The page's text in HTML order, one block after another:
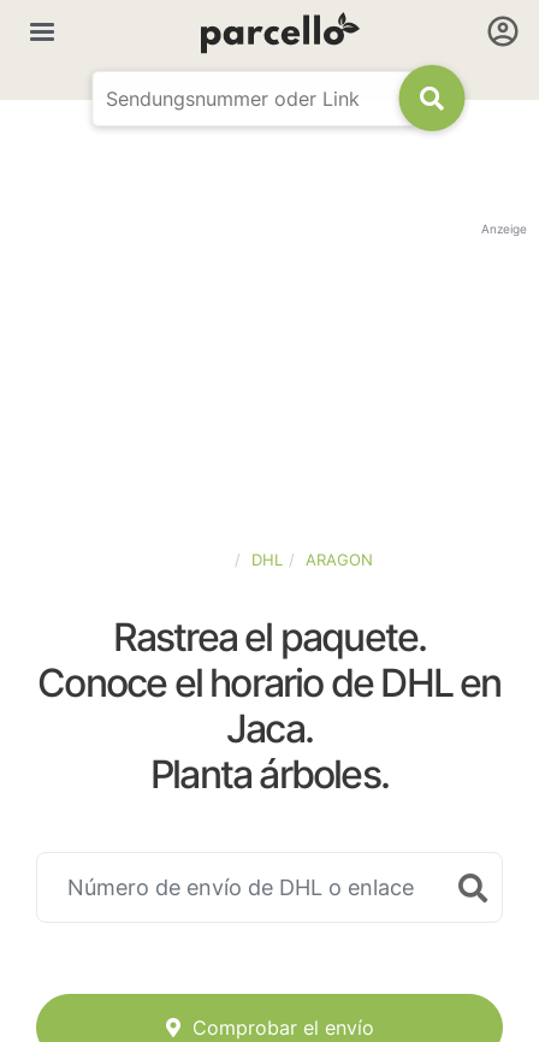
Anzeige
DHL ARAGON
Rastrea el paquete.
Conoce el horario de DHL en
Jaca.
Planta árboles.
Comprobar el envío